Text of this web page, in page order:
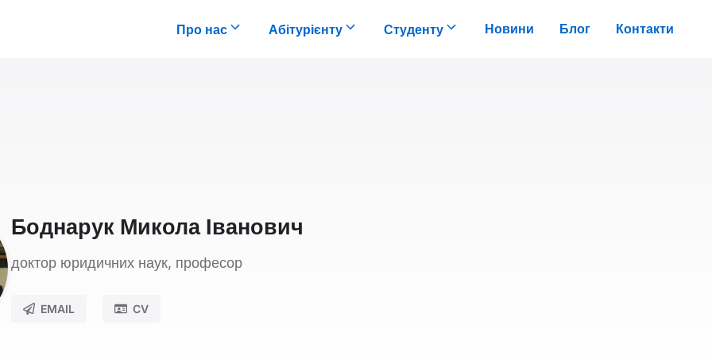
Про нас Абітурієнту Студенту Новини Блог Контакти
Боднарук Микола Іванович
доктор юридичних наук, професор
EMAIL CV